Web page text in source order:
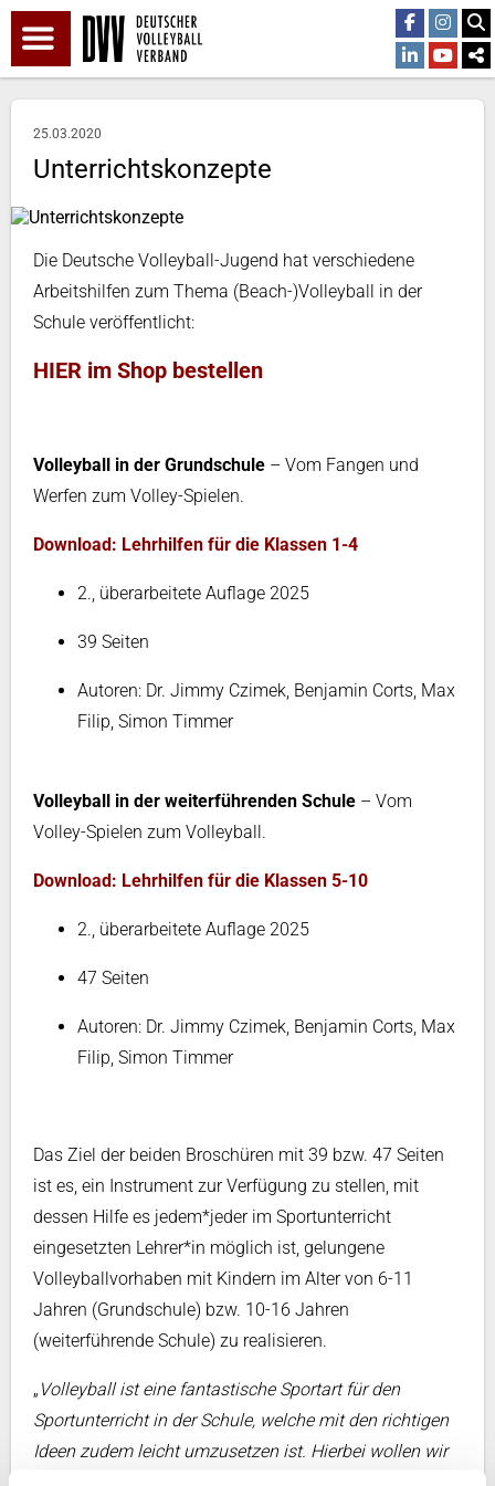
25.03.2020
Unterrichtskonzepte
Die Deutsche Volleyball-Jugend hat verschiedene
Arbeitshilfen zum Thema (Beach-)Volleyball in der
Schule veröffentlicht:
HIER im Shop bestellen
Volleyball in der Grundschule – Vom Fangen und
Werfen zum Volley-Spielen.
Download: Lehrhilfen für die Klassen 1-4
2., überarbeitete Auflage 2025
39 Seiten
Autoren: Dr. Jimmy Czimek, Benjamin Corts, Max
Filip, Simon Timmer
Volleyball in der weiterführenden Schule – Vom
Volley-Spielen zum Volleyball.
Download: Lehrhilfen für die Klassen 5-10
2., überarbeitete Auflage 2025
47 Seiten
Autoren: Dr. Jimmy Czimek, Benjamin Corts, Max
Filip, Simon Timmer
Das Ziel der beiden Broschüren mit 39 bzw. 47 Seiten
ist es, ein Instrument zur Verfügung zu stellen, mit
dessen Hilfe es jedem*jeder im Sportunterricht
eingesetzten Lehrer*in möglich ist, gelungene
Volleyballvorhaben mit Kindern im Alter von 6-11
Jahren (Grundschule) bzw. 10-16 Jahren
(weiterführende Schule) zu realisieren.
„ Volleyball ist eine fantastische Sportart für den
Sportunterricht in der Schule, welche mit den richtigen
Ideen zudem leicht umzusetzen ist. Hierbei wollen wir